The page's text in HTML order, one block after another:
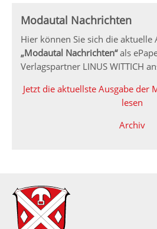
Modautal Nachrichten
Hier können Sie sich die aktuelle
„Modautal Nachrichten“als
Verlagspartner LINUS WITTICH
Jetzt die aktuellste Ausgabe der
lesen
Archiv